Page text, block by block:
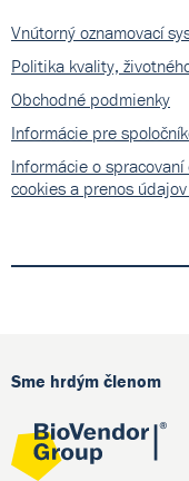
Vnútorný oznamovací
Politika kvality,
Obchodné podmienky
Informácie pre
Informácie o
cookies a prenos
Sme hrdým členom